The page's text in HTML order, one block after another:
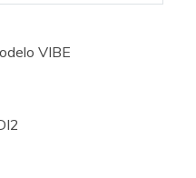
VIBE